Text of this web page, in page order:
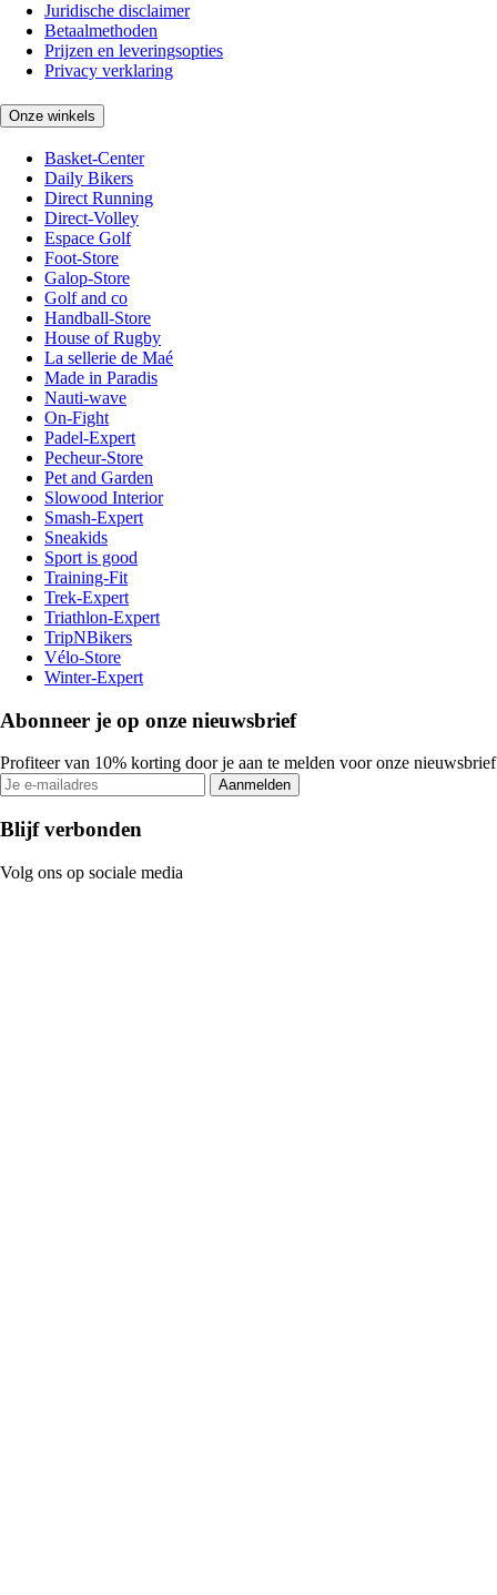
Juridische disclaimer
Betaalmethoden
Prijzen en leveringsopties
Privacy verklaring
Onze winkels
Basket-Center
Daily Bikers
Direct Running
Direct-Volley
Espace Golf
Foot-Store
Galop-Store
Golf and co
Handball-Store
House of Rugby
La sellerie de Maé
Made in Paradis
Nauti-wave
On-Fight
Padel-Expert
Pecheur-Store
Pet and Garden
Slowood Interior
Smash-Expert
Sneakids
Sport is good
Training-Fit
Trek-Expert
Triathlon-Expert
TripNBikers
Vélo-Store
Winter-Expert
Abonneer je op onze nieuwsbrief
Profiteer van 10% korting door je aan te melden voor onze nieuwsbrief
Aanmelden
Blijf verbonden
Volg ons op sociale media